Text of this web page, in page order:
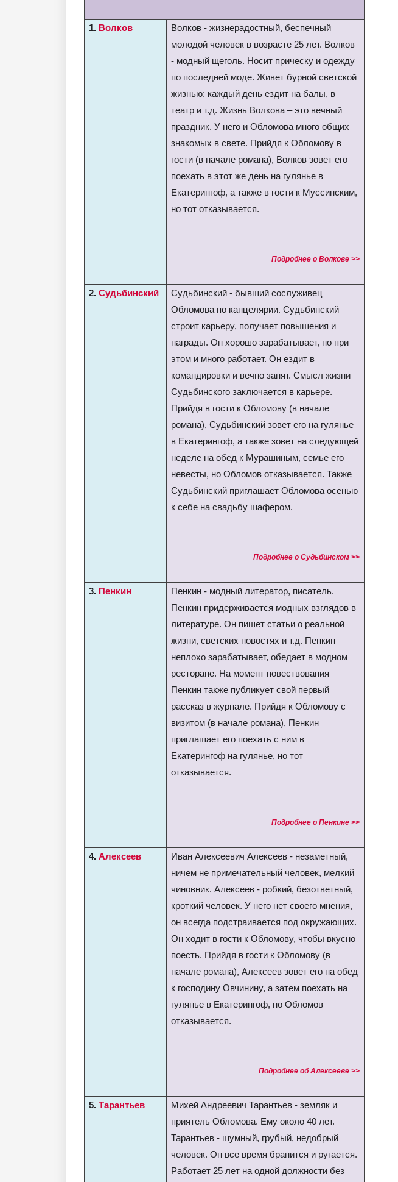
1. Волков
Волков - жизнерадостный, беспечный
молодой человек в возрасте 25 лет. Волков
- модный щеголь. Носит прическу и одежду
по последней моде. Живет бурной светской
жизнью: каждый день ездит на балы, в
театр и т.д. Жизнь Волкова – это вечный
праздник. У него и Обломова много общих
знакомых в свете. Прийдя к Обломову в
гости (в начале романа), Волков зовет его
поехать в этот же день на гулянье в
Екатерингоф, а также в гости к Муссинским,
но тот отказывается.
Подробнее о Волкове >>
2.Судьбинский
Судьбинский - бывший сослуживец
Обломова по канцелярии. Судьбинский
строит карьеру, получает повышения и
награды. Он хорошо зарабатывает, но при
этом и много работает. Он ездит в
командировки и вечно занят. Смысл жизни
Судьбинского заключается в карьере.
Прийдя в гости к Обломову (в начале
романа), Судьбинский зовет его на гулянье
в Екатерингоф, а также зовет на следующей
неделе на обед к Мурашиным, семье его
невесты, но Обломов отказывается. Также
Судьбинский приглашает Обломова осенью
к себе на свадьбу шафером.
Подробнее о Судьбинском >>
3. Пенкин
Пенкин - модный литератор, писатель.
Пенкин придерживается модных взглядов в
литературе. Он пишет статьи о реальной
жизни, светских новостях и т.д. Пенкин
неплохо зарабатывает, обедает в модном
ресторане. На момент повествования
Пенкин также публикует свой первый
рассказ в журнале. Прийдя к Обломову с
визитом (в начале романа), Пенкин
приглашает его поехать с ним в
Екатерингоф на гулянье, но тот
отказывается.
Подробнее о Пенкине >>
4.Алексеев
Иван Алексеевич Алексеев - незаметный,
ничем не примечательный человек, мелкий
чиновник. Алексеев - робкий, безответный,
кроткий человек. У него нет своего мнения,
он всегда подстраивается под окружающих.
Он ходит в гости к Обломову, чтобы вкусно
поесть. Прийдя в гости к Обломову (в
начале романа), Алексеев зовет его на обед
к господину Овчинину, а затем поехать на
гулянье в Екатерингоф, но Обломов
отказывается.
Подробнее об Алексееве >>
5.Тарантьев
Михей Андреевич Тарантьев - земляк и
приятель Обломова. Ему около 40 лет.
Тарантьев - шумный, грубый, недобрый
человек. Он все время бранится и ругается.
Работает 25 лет на одной должности без